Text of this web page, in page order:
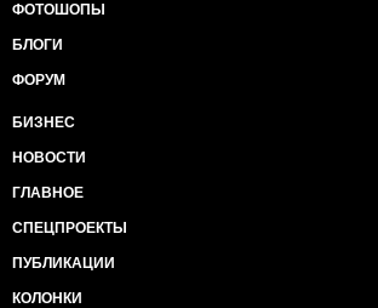
ФОТОШОПЫ
БЛОГИ
ФОРУМ
БИЗНЕС
НОВОСТИ
ГЛАВНОЕ
СПЕЦПРОЕКТЫ
ПУБЛИКАЦИИ
КОЛОНКИ